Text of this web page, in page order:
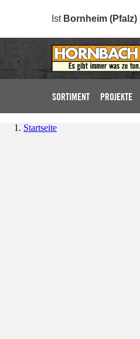
Ist Bornheim (Pfalz)
SORTIMENT PROJEKTE
Startseite